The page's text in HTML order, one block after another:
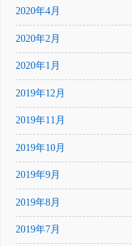
2020年4月
2020年2月
2020年1月
2019年12月
2019年11月
2019年10月
2019年9月
2019年8月
2019年7月